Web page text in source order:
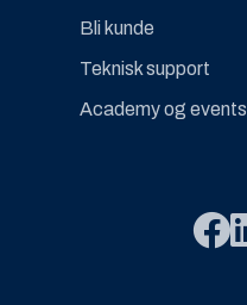
Bli kunde
Teknisk support
Academy og events